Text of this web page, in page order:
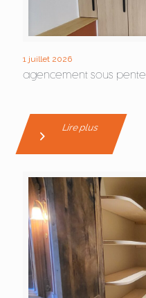
1 juillet 2026
agencement sous pente
Lire plus